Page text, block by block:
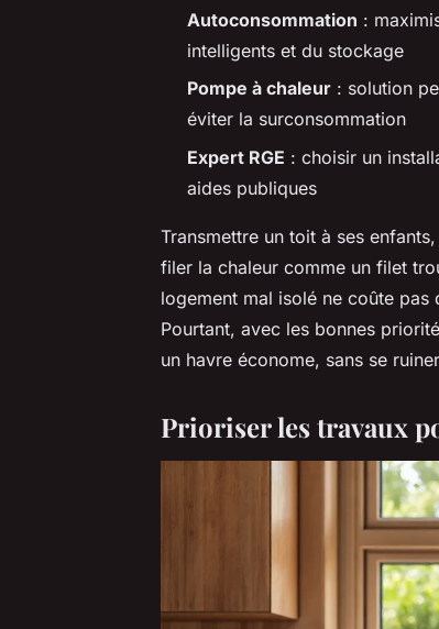
Autoconsommation :
intelligents et du stockage
Pompe à chaleur : solution
éviter la surconsommation
Expert RGE : choisir un
aides publiques
Transmettre un toit à ses
filer la chaleur comme un filet
logement mal isolé ne coûte pas
Pourtant, avec les bonnes
un havre économe, sans se
Prioriser les travaux